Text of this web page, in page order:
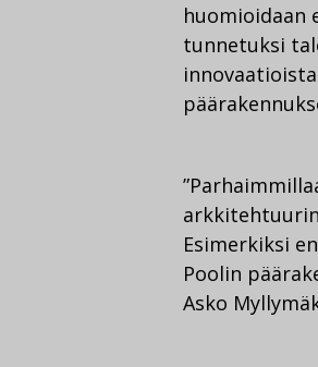
huomioidaan
tunnetuksi
Esimerkiksi
Poolin
Asko